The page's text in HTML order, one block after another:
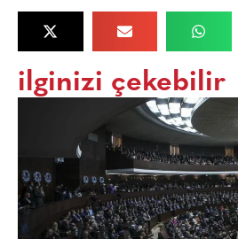
ilginizi çekebilir